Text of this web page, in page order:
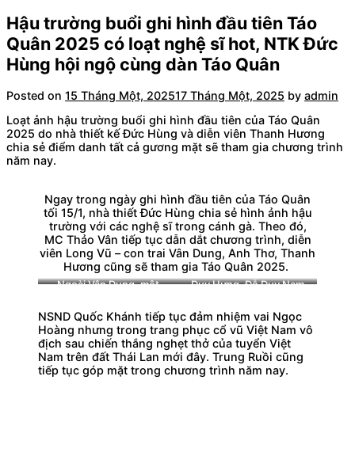
Hậu trường buổi ghi hình đầu tiên Táo
Quân 2025 có loạt nghệ sĩ hot, NTK Đức
Hùng hội ngộ cùng dàn Táo Quân
Posted on 15 Tháng Một, 202517 Tháng Một, 2025 by admin
Loạt ảnh hậu trường buổi ghi hình đầu tiên của Táo Quân
2025 do nhà thiết kế Đức Hùng và diễn viên Thanh Hương
chia sẻ điểm danh tất cả gương mặt sẽ tham gia chương trình
năm nay.
Ngay trong ngày ghi hình đầu tiên của Táo Quân
tối 15/1, nhà thiết Đức Hùng chia sẻ hình ảnh hậu
trường với các nghệ sĩ trong cánh gà. Theo đó,
MC Thảo Vân tiếp tục dẫn dắt chương trình, diễn
viên Long Vũ – con trai Vân Dung, Anh Thơ, Thanh
Hương cũng sẽ tham gia Táo Quân 2025.
Ngoài Vân Dung, một
Táo Quân, diễn viên Duy
Hưng của phimĐộc
đạo lần đầu tham gia
chương trình truyền hình
hot nhất năm.
Duy Hưng, Đỗ Duy Nam
sau khi cùng tham gia
phimĐộc đạo.
NSND Quốc Khánh tiếp tục đảm nhiệm vai Ngọc
Hoàng nhưng trong trang phục cổ vũ Việt Nam vô
địch sau chiến thắng nghẹt thở của tuyển Việt
Nam trên đất Thái Lan mới đây. Trung Ruồi cũng
tiếp tục góp mặt trong chương trình năm nay.